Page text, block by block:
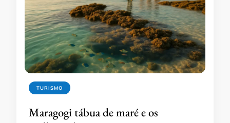
TURISMO
Maragogi tábua de maré e os